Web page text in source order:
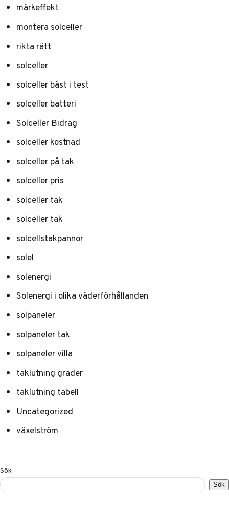
märkeffekt
montera solceller
rikta rätt
solceller
solceller bäst i test
solceller batteri
Solceller Bidrag
solceller kostnad
solceller på tak
solceller pris
solceller tak
solceller tak
solcellstakpannor
solel
solenergi
Solenergi i olika väderförhållanden
solpaneler
solpaneler tak
solpaneler villa
taklutning grader
taklutning tabell
Uncategorized
växelström
Sök
Sök